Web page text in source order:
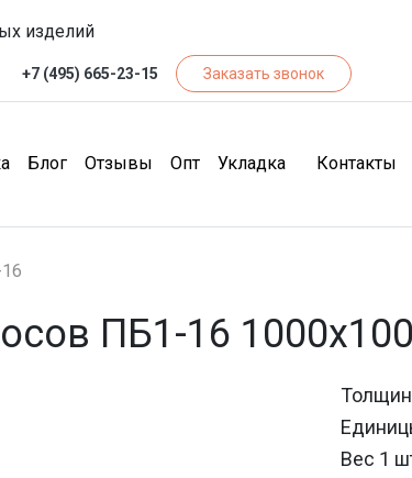
изделий
+7 (495) 665-23-15 Заказать звонок
(Доставка)
Блог(Блог)
Отзывы (Отзывы)
Опт(Опт)Укладка Контакты
ПБ1-16
Вес 1